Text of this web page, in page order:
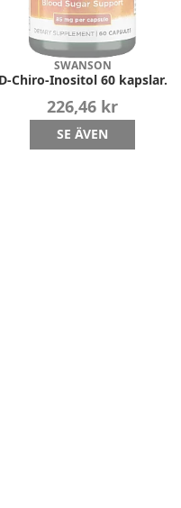
SWANSON
D-Chiro-Inositol 60 kapslar.
226,46 kr
SE ÄVEN